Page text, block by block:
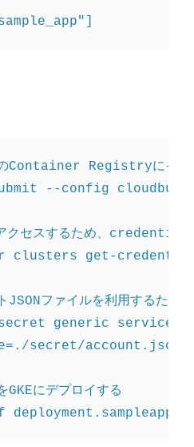
のContainer Registryにイメ
--config
クセスするため、
clusters get-
JSONファイルを利用するた
generic service-
secret/account.json
にデプロイする